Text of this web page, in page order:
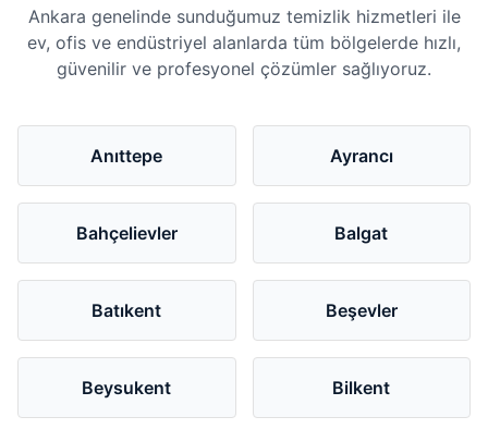
Ankara genelinde sunduğumuz temizlik hizmetleri ile
ev, ofis ve endüstriyel alanlarda tüm bölgelerde hızlı,
güvenilir ve profesyonel çözümler sağlıyoruz.
Anıttepe Ayrancı
Bahçelievler Balgat
Batıkent Beşevler
Beysukent Bilkent